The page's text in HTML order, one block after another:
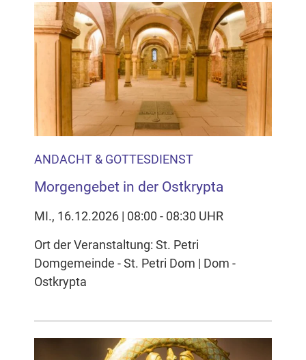
ANDACHT & GOTTESDIENST
Morgengebet in der Ostkrypta
MI., 16.12.2026 | 08:00 - 08:30 UHR
Ort der Veranstaltung: St. Petri
Domgemeinde - St. Petri Dom | Dom -
Ostkrypta